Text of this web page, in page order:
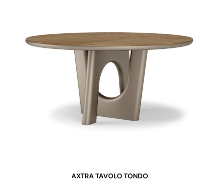
AXTRA TAVOLO TONDO